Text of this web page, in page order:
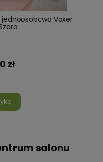
jednoosobowa Vaxer
zł
salonu